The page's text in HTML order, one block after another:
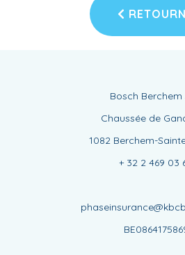
Bosch Berchem
Chaussée de
1082 Berchem-
+ 32 2 469 03